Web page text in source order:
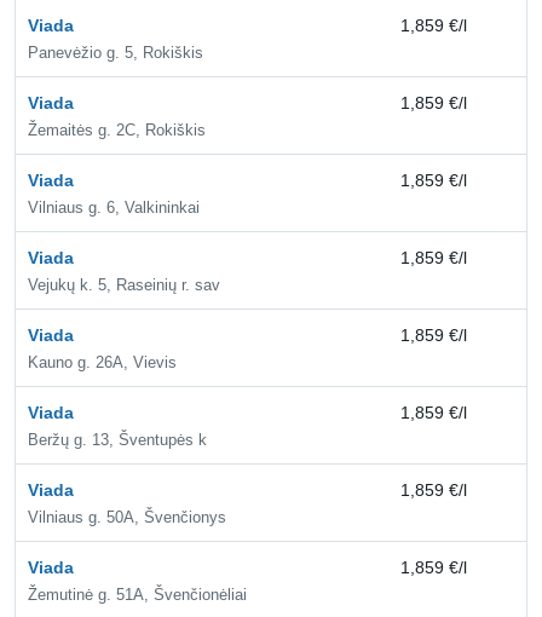
Viada
Panevėžio g. 5, Rokiškis
1,859 €/l
Viada
Žemaitės g. 2C, Rokiškis
1,859 €/l
Viada
Vilniaus g. 6, Valkininkai
1,859 €/l
Viada
Vejukų k. 5, Raseinių r. sav
1,859 €/l
Viada
Kauno g. 26A, Vievis
1,859 €/l
Viada
Beržų g. 13, Šventupės k
1,859 €/l
Viada
Vilniaus g. 50A, Švenčionys
1,859 €/l
Viada
Žemutinė g. 51A, Švenčionėliai
1,859 €/l